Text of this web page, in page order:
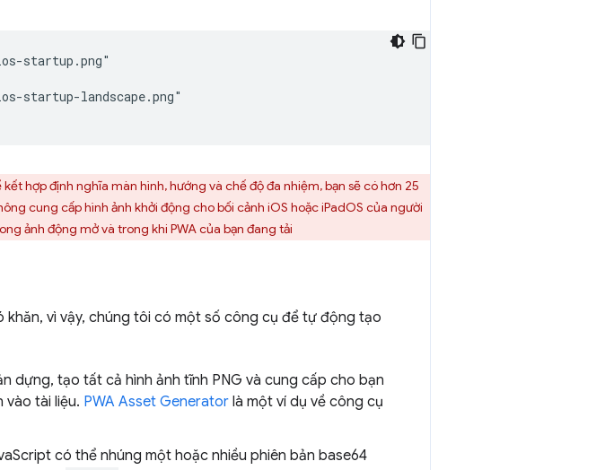
startup.png"
startup-landscape.png"
hợp định nghĩa màn hình, hướng và chế độ đa nhiệm, bạn sẽ có hơn 25
cung cấp hình ảnh khởi động cho bối cảnh iOS hoặc iPadOS của người
ảnh động mở và trong khi PWA của bạn đang tải
khăn, vì vậy, chúng tôi có một số công cụ để tự động tạo
dựng, tạo tất cả hình ảnh tĩnh PNG và cung cấp cho bạn
vào tài liệu. PWA Asset Generator là một ví dụ về công cụ
có thể nhúng một hoặc nhiều phiên bản base64